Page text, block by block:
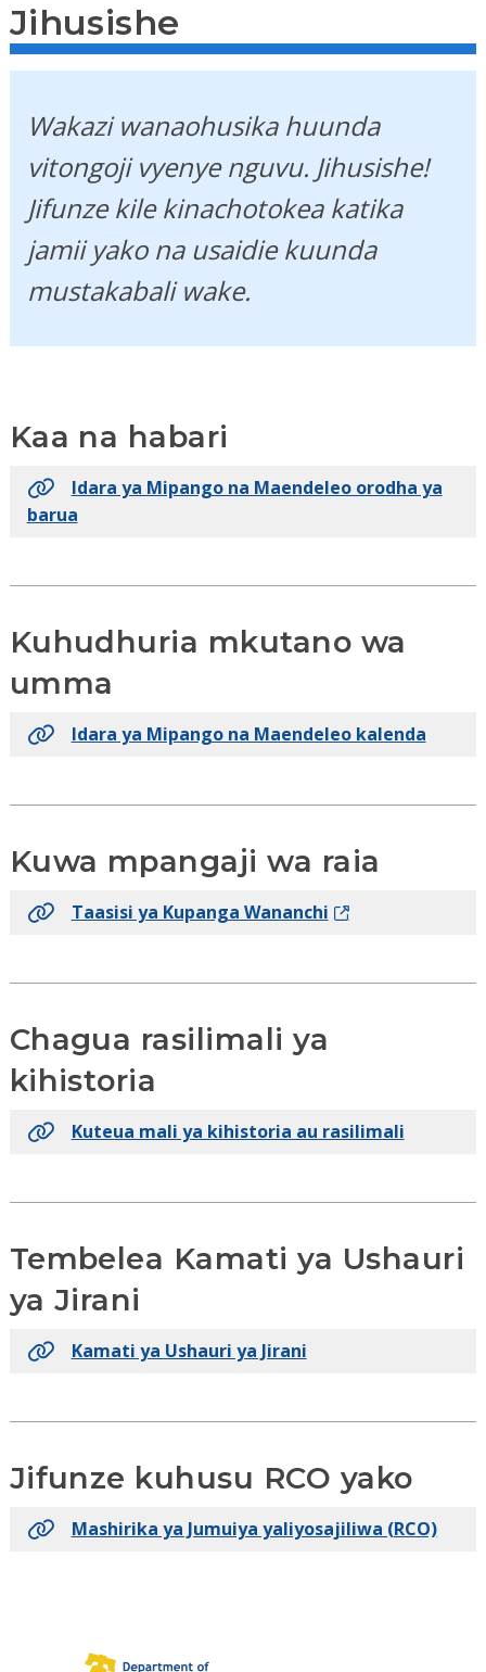
Jihusishe
Wakazi wanaohusika huunda
vitongoji vyenye nguvu. Jihusishe!
Jifunze kile kinachotokea katika
jamii yako na usaidie kuunda
mustakabali wake.
Kaa na habari
Idara ya Mipango na Maendeleo orodha ya
barua
Kuhudhuria mkutano wa
umma
Idara ya Mipango na Maendeleo kalenda
Kuwa mpangaji wa raia
Taasisi ya Kupanga Wananchi
Chagua rasilimali ya
kihistoria
Kuteua mali ya kihistoria au rasilimali
Tembelea Kamati ya Ushauri
ya Jirani
Kamati ya Ushauri ya Jirani
Jifunze kuhusu RCO yako
Mashirika ya Jumuiya yaliyosajiliwa (RCO)